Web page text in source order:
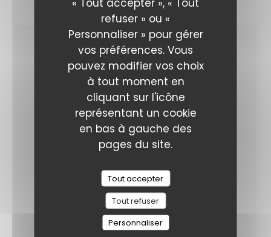
refuser » ou «
Personnaliser » pour gérer
vos préférences. Vous
pouvez modifier vos choix
à tout moment en
cliquant sur l'icône
représentant un cookie
en bas à gauche des
pages du site.
Tout accepter
Tout refuser
Personnaliser
INFOS PRATIQUES
CUISINE
Terroir, Produits frais, Bio, Cuisine maison
saine et savoureuse, Italienne
TYPE DE RESTAURANT
Restaurant Italien
SERVICES
Privatisation, Accès aux personnes à mobilité
réduite, Accès Wifi, Terrasse